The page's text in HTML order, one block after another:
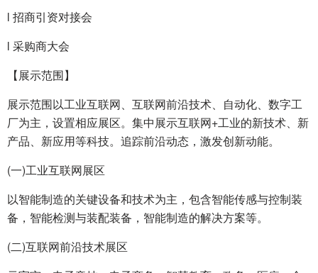
l 招商引资对接会
l 采购商大会
【展示范围】
展示范围以工业互联网、互联网前沿技术、自动化、数字工
厂为主，设置相应展区。集中展示互联网+工业的新技术、新
产品、新应用等科技。追踪前沿动态，激发创新动能。
(一)工业互联网展区
以智能制造的关键设备和技术为主，包含智能传感与控制装
备，智能检测与装配装备，智能制造的解决方案等。
(二)互联网前沿技术展区